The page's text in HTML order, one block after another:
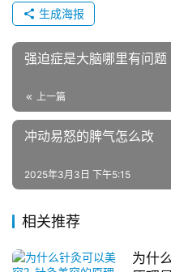
生成海报
强迫症是大脑哪里有问题
上一篇
冲动易怒的脾气怎么改
2025年3月3日 下午5:15
相关推荐
为什